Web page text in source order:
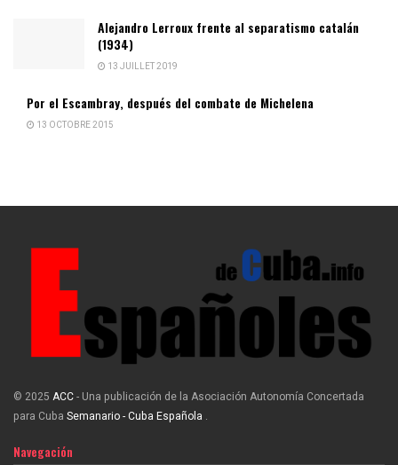
Alejandro Lerroux frente al separatismo catalán
(1934)
13 JUILLET 2019
Por el Escambray, después del combate de Michelena
13 OCTOBRE 2015
© 2025 ACC- Una publicación de la Asociación Autonomía Concertada
para Cuba Semanario - Cuba Española .
Navegación